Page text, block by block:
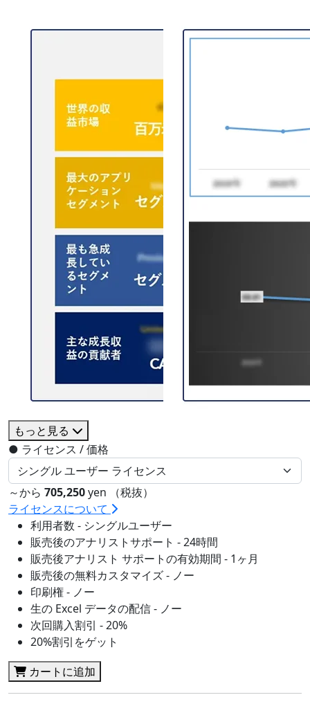
もっと見る
● ライセンス / 価格
～から 705,250yen （税抜）
ライセンスについて
利用者数 - シングルユーザー
販売後のアナリストサポート - 24時間
販売後アナリスト サポートの有効期間 - 1ヶ月
販売後の無料カスタマイズ - ノー
印刷権 - ノー
生の Excel データの配信 - ノー
次回購入割引 - 20%
20%割引をゲット
カートに追加